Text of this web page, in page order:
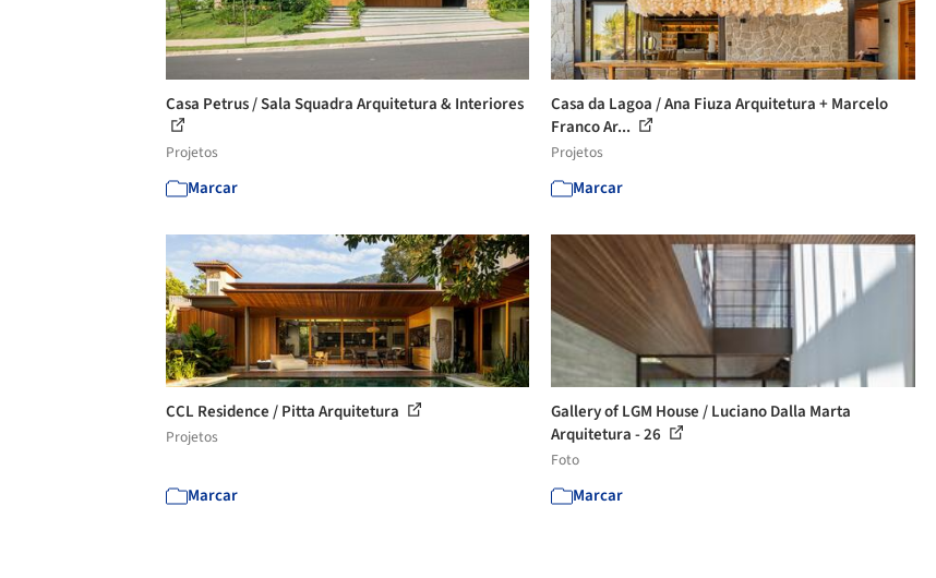
Casa Petrus / Sala Squadra Arquitetura & Interiores
Projetos
Marcar
Casa da Lagoa / Ana Fiuza Arquitetura + Marcelo
Franco Ar...
Projetos
Marcar
CCL Residence / Pitta Arquitetura
Projetos
Marcar
Gallery of LGM House / Luciano Dalla Marta
Arquitetura - 26
Foto
Marcar